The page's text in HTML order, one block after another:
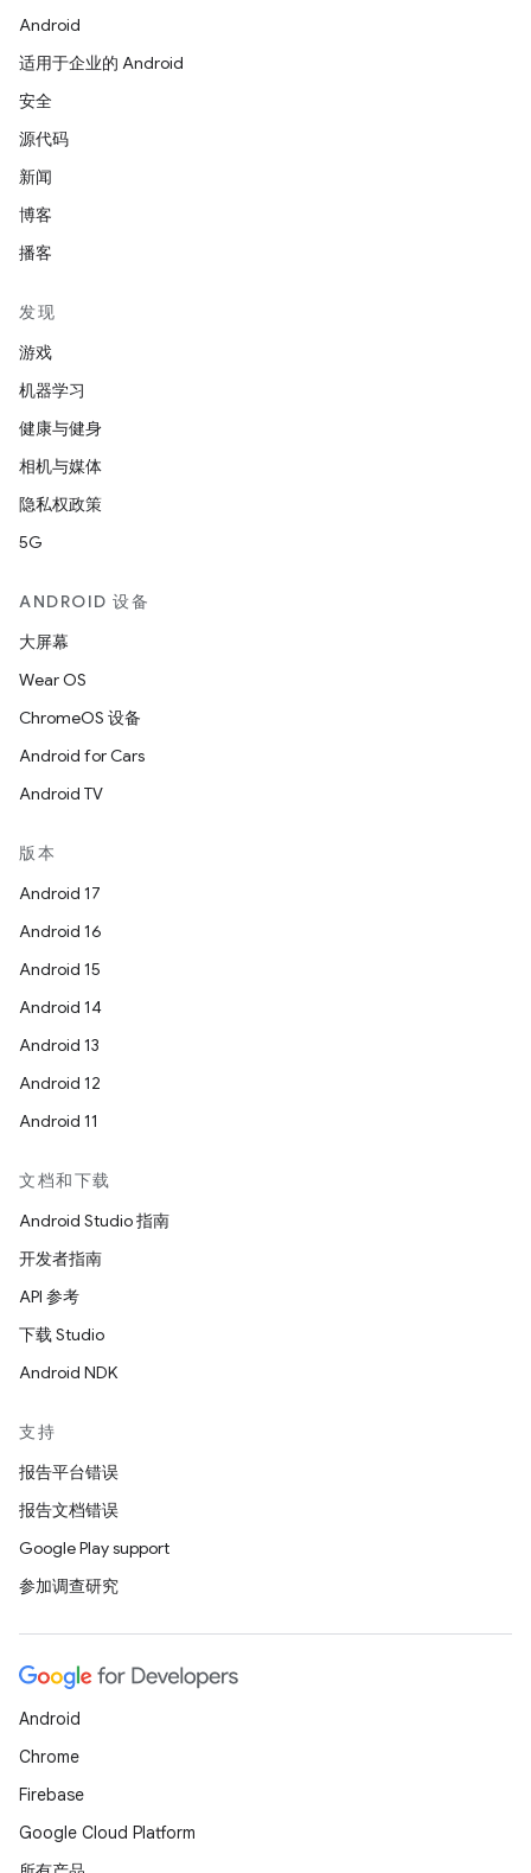
Android
适用于企业的 Android
安全
源代码
新闻
博客
播客
发现
游戏
机器学习
健康与健身
相机与媒体
隐私权政策
5G
ANDROID 设备
大屏幕
Wear OS
ChromeOS 设备
Android for Cars
Android TV
版本
Android 17
Android 16
Android 15
Android 14
Android 13
Android 12
Android 11
文档和下载
Android Studio 指南
开发者指南
API 参考
下载 Studio
Android NDK
支持
报告平台错误
报告文档错误
Google Play support
参加调查研究
Android
Chrome
Firebase
Google Cloud Platform